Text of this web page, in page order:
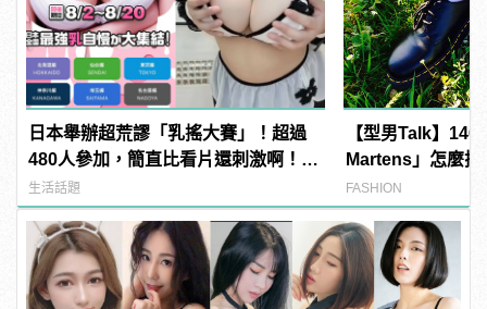
日本舉辦超荒謬「乳搖大賽」！超過
480人參加，簡直比看片還刺激啊！ |
manfashion這樣變型男
生活話題
【型男Talk】
Martens」怎麼搭
FASHION